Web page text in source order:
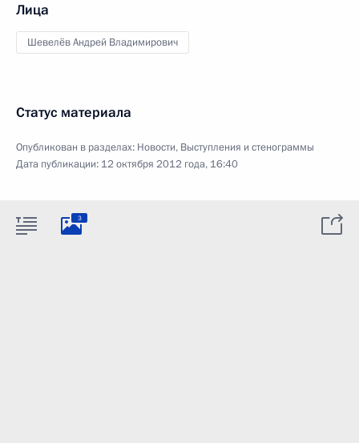
Лица
Шевелёв Андрей Владимирович
Статус материала
Опубликован в разделах: Новости, Выступления и стенограммы
Дата публикации: 12 октября 2012 года, 16:40
3